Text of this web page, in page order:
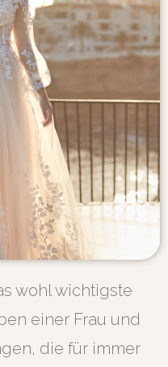
wohl wichtigste
einer Frau und
die für immer